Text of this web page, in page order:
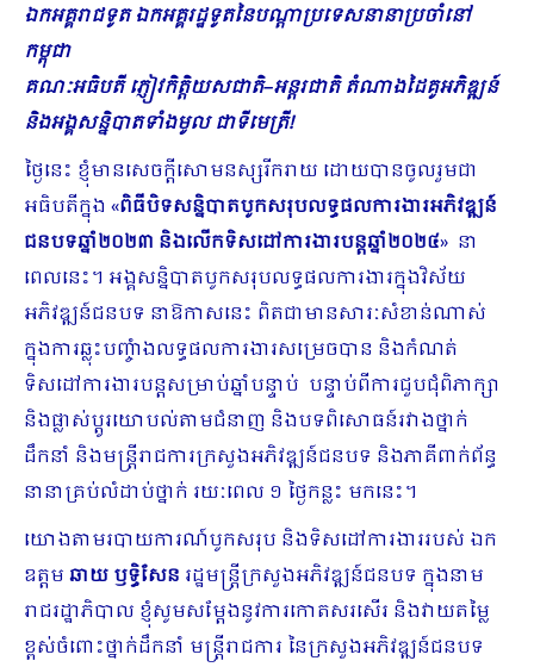
ឯកអគ្គរាជទូត ឯកអគ្គរដ្ឋទូតនៃបណ្ដាប្រទេសនានាប្រចាំនៅ
កម្ពុជា
គណៈអធិបតី ភ្ញៀវកិត្តិយសជាតិ–អន្តរជាតិ តំណាងដៃគូអភិឌ្ឍន៍
និងអង្គសន្និបាត​ទាំងមូលជាទីមេត្រី!
ថ្ងៃនេះ ខ្ញុំមានសេចក្តីសោមនស្សរីករាយ ដោយបានចូលរួមជា
អធិបតីក្នុង «ពិធីបិទសន្និបាតបូកសរុបលទ្ធផលការងារអភិវឌ្ឍន៍
ជនបទឆ្នាំ២០២៣ និងលើកទិសដៅការងារបន្តឆ្នាំ២០២៤» នា
ពេលនេះ។ អង្គ​សន្និបាតបូកសរុបលទ្ធផលការងារក្នុងវិស័យ
អភិវឌ្ឍន៍ជនបទ នាឱកាសនេះ ពិតជាមានសារៈសំខាន់ណាស់
ក្នុងការឆ្លុះបញ្ចំាងលទ្ធផលការងារសម្រេចបាន និងកំណត់
ទិសដៅការងារបន្តសម្រាប់ឆ្នាំបន្ទាប់ បន្ទាប់ពីការជួបជុំពិភាក្សា
និងផ្លាស់ប្តូរយោបល់តាមជំនាញ និងបទពិសោធន៍រវាងថ្នាក់
ដឹកនាំ និងមន្ត្រីរាជការក្រសួងអភិវឌ្ឍន៍ជនបទ និងភាគីពាក់ព័ន្ធ
នានាគ្រប់លំដាប់​ថ្នាក់ រយៈពេល ១ ថ្ងៃកន្លះ មកនេះ។
យោងតាមរបាយការណ៍បូកសរុប និងទិសដៅការងាររបស់ ឯក
ឧត្តមឆាយ ឫទ្ធិសែន រដ្ឋមន្ត្រីក្រសួងអភិវឌ្ឍន៍ជនបទ ក្នុងនាម
រាជរដ្ឋាភិបាល ខ្ញុំសូមសម្តែងនូវការកោតសរសើរ និងវាយតម្លៃ
ខ្ពស់ចំពោះថ្នាក់ដឹកនាំ មន្រ្តីរាជការ នៃក្រសួងអភិវឌ្ឍន៍ជនបទ